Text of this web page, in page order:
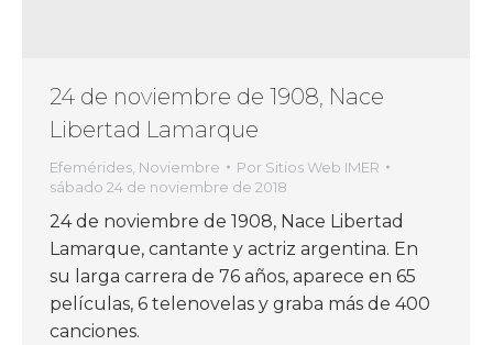
24 de noviembre de 1908, Nace
Libertad Lamarque
Efemérides Noviembre Por Sitios Web IMER
sábado 24 de noviembre de 2018
24 de noviembre de 1908, Nace Libertad
Lamarque, cantante y actriz argentina. En
su larga carrera de 76 años, aparece en 65
películas, 6 telenovelas y graba más de 400
canciones.